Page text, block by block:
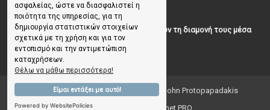
ασφαλείας, ώστε να διασφαλιστεί η
ποιότητα της υπηρεσίας, για τη
δημιουργία στατιστικών στοιχείων
σχετικά με τη χρήση και για τον
εντοπισμό και την αντιμετώπιση
καταχρήσεων.
Θέλω να μάθω περισσότερα!
Είμαι εντάξει με αυτό!
Powered by WebsitePolicies
July 19, 2026
Γιατί οι επισκέπτες ξεχνούν τη διαμονή τους μέσα
σε 48 ώρες;
July 10, 2026
Copyright ©2026 Marketing Tips | by John Protopapadakis
Creative Ideas 💡 by Facenet PRO